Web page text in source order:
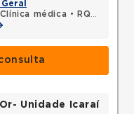
médica •
RQE 51176 - Endocrinologia e metabologia
Unidade Icaraí